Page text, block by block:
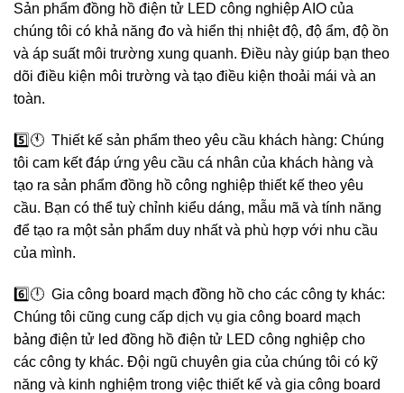
Sản phẩm đồng hồ điện tử LED công nghiệp AIO của
chúng tôi có khả năng đo và hiển thị nhiệt độ, độ ẩm, độ ồn
và áp suất môi trường xung quanh. Điều này giúp bạn theo
dõi điều kiện môi trường và tạo điều kiện thoải mái và an
toàn.
5️⃣🕚 Thiết kế sản phẩm theo yêu cầu khách hàng: Chúng
tôi cam kết đáp ứng yêu cầu cá nhân của khách hàng và
tạo ra sản phẩm đồng hồ công nghiệp thiết kế theo yêu
cầu. Bạn có thể tuỳ chỉnh kiểu dáng, mẫu mã và tính năng
để tạo ra một sản phẩm duy nhất và phù hợp với nhu cầu
của mình.
6️⃣🕛 Gia công board mạch đồng hồ cho các công ty khác:
Chúng tôi cũng cung cấp dịch vụ gia công board mạch
bảng điện tử led đồng hồ điện tử LED công nghiệp cho
các công ty khác. Đội ngũ chuyên gia của chúng tôi có kỹ
năng và kinh nghiệm trong việc thiết kế và gia công board